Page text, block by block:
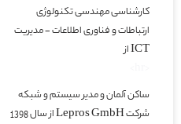
کارشناسی مهندسی تکنولوژی
ارتباطات و فناوری اطلاعات - مدیریت
ICT از
ساکن آلمان و مدیر سیستم و شبکه
شرکت Lepros GmbH از سال 1398